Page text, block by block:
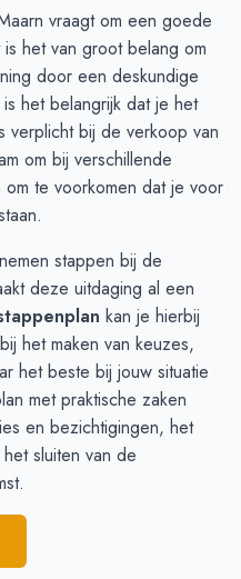
vraagt om een goede
het van groot belang om
door een deskundige
het belangrijk dat je het
bij de verkoop van
om bij verschillende
om te voorkomen dat je voor
stappen bij de
deze uitdaging al een
kan je hierbij
het maken van keuzes,
het beste bij jouw situatie
met praktische zaken
en bezichtigingen, het
sluiten van de